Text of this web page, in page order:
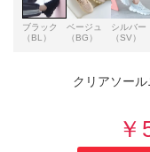
ブラック
（BL）
ベージュ
（BG）
シルバー
（SV）
クリアソール
￥